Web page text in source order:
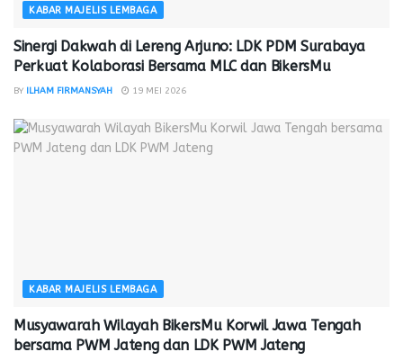
KABAR MAJELIS LEMBAGA
Sinergi Dakwah di Lereng Arjuno: LDK PDM Surabaya
Perkuat Kolaborasi Bersama MLC dan BikersMu
BY ILHAM FIRMANSYAH 19 MEI 2026
KABAR MAJELIS LEMBAGA
Musyawarah Wilayah BikersMu Korwil Jawa Tengah
bersama PWM Jateng dan LDK PWM Jateng